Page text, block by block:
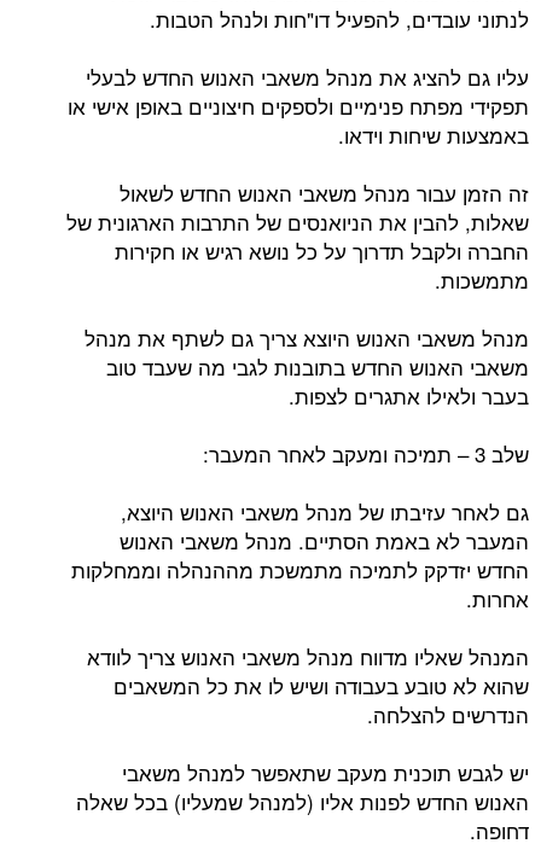
לנתוני עובדים, להפעיל דו"חות ולנהל הטבות.
עליו גם להציג את מנהל משאבי האנוש החדש לבעלי
תפקידי מפתח פנימיים ולספקים חיצוניים באופן אישי או
באמצעות שיחות וידאו.
זה הזמן עבור מנהל משאבי האנוש החדש לשאול
שאלות, להבין את הניואנסים של התרבות הארגונית של
החברה ולקבל תדרוך על כל נושא רגיש או חקירות
מתמשכות.
מנהל משאבי האנוש היוצא צריך גם לשתף את מנהל
משאבי האנוש החדש בתובנות לגבי מה שעבד טוב
בעבר ולאילו אתגרים לצפות.
שלב 3 – תמיכה ומעקב לאחר המעבר:
גם לאחר עזיבתו של מנהל משאבי האנוש היוצא,
המעבר לא באמת הסתיים. מנהל משאבי האנוש
החדש יזדקק לתמיכה מתמשכת מההנהלה וממחלקות
אחרות.
המנהל שאליו מדווח מנהל משאבי האנוש צריך לוודא
שהוא לא טובע בעבודה ושיש לו את כל המשאבים
הנדרשים להצלחה.
יש לגבש תוכנית מעקב שתאפשר למנהל משאבי
האנוש החדש לפנות אליו (למנהל שמעליו) בכל שאלה
דחופה.